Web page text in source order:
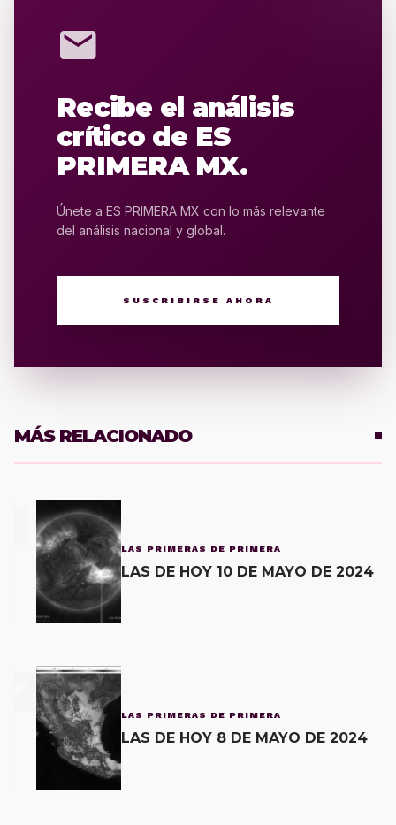
mail
Recibe el análisis
crítico de ES
PRIMERA MX.
Únete a ES PRIMERA MX con lo más relevante
del análisis nacional y global.
SUSCRIBIRSE AHORA
MÁS RELACIONADO
LAS PRIMERAS DE PRIMERA
LAS DE HOY 10 DE MAYO DE 2024
2 LAS PRIMERAS DE PRIMERA
LAS DE HOY 8 DE MAYO DE 2024